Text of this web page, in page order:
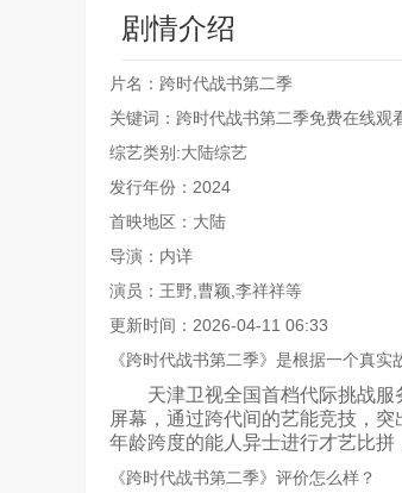
剧情介绍
片名：跨时代战书第二季
关键词：跨时代战书第二季免费在线观
综艺类别:大陆综艺
发行年份：2024
首映地区：大陆
导演：内详
演员：王野,曹颖,李祥祥等
更新时间：2026-04-11 06:33
《跨时代战书第二季》是根据一个真
天津卫视全国首档代际挑战服务
屏幕，通过跨代间的艺能竞技，
年龄跨度的能人异士进行才艺比拼
《跨时代战书第二季》评价怎么样？